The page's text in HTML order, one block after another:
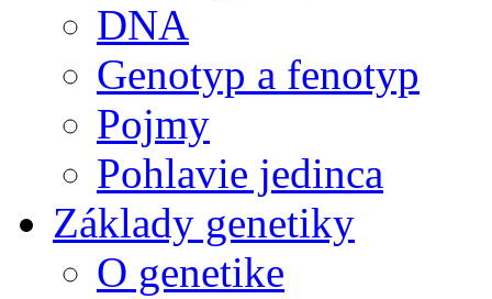
DNA
Genotyp a fenotyp
Pojmy
Pohlavie jedinca
Základy genetiky
O genetike